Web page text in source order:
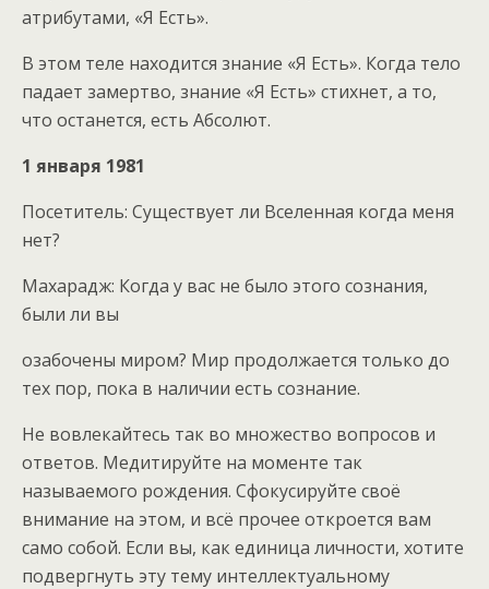
атрибутами, «Я Есть».
В этом теле находится знание «Я Есть». Когда тело
падает замертво, знание «Я Есть» стихнет, а то,
что останется, есть Абсолют.
1 января 1981
Посетитель: Существует ли Вселенная когда меня
нет?
Махарадж: Когда у вас не было этого сознания,
были ли вы
озабочены миром? Мир продолжается только до
тех пор, пока в наличии есть сознание.
Не вовлекайтесь так во множество вопросов и
ответов. Медитируйте на моменте так
называемого рождения. Сфокусируйте своё
внимание на этом, и всё прочее откроется вам
само собой. Если вы, как единица личности, хотите
подвергнуть эту тему интеллектуальному